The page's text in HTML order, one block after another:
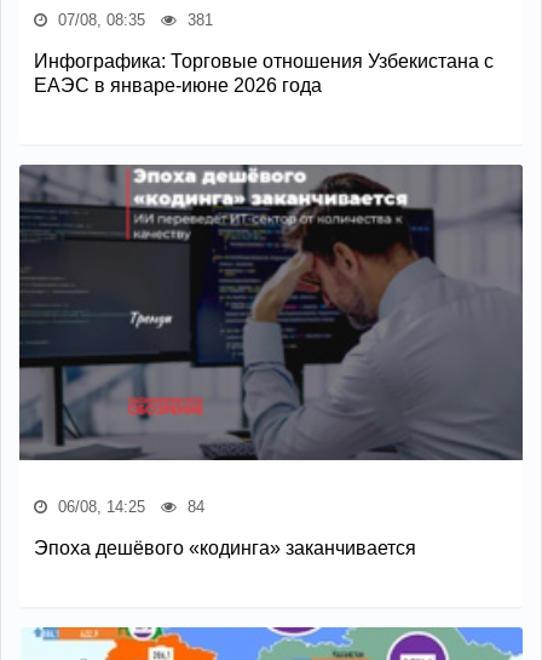
07/08, 08:35 381
Инфографика: Торговые отношения Узбекистана с
ЕАЭС в январе-июне 2026 года
06/08, 14:25 84
Эпоха дешёвого «кодинга» заканчивается